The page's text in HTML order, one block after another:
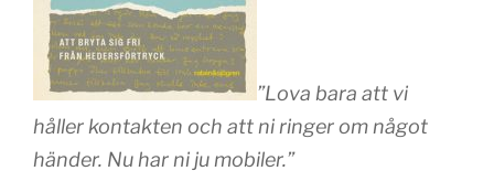
”Lova bara att vi
håller kontakten och att ni ringer om något
händer. Nu har ni ju mobiler.”